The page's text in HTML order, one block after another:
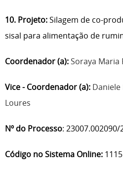
10. Projeto:Silagem de co-
sisal para alimentação de
Coordenador (a): Soraya Maria
Vice - Coordenador (a): Daniele
Loures
Nº do Processo: 23007.002090/
Código no Sistema Online: 1115